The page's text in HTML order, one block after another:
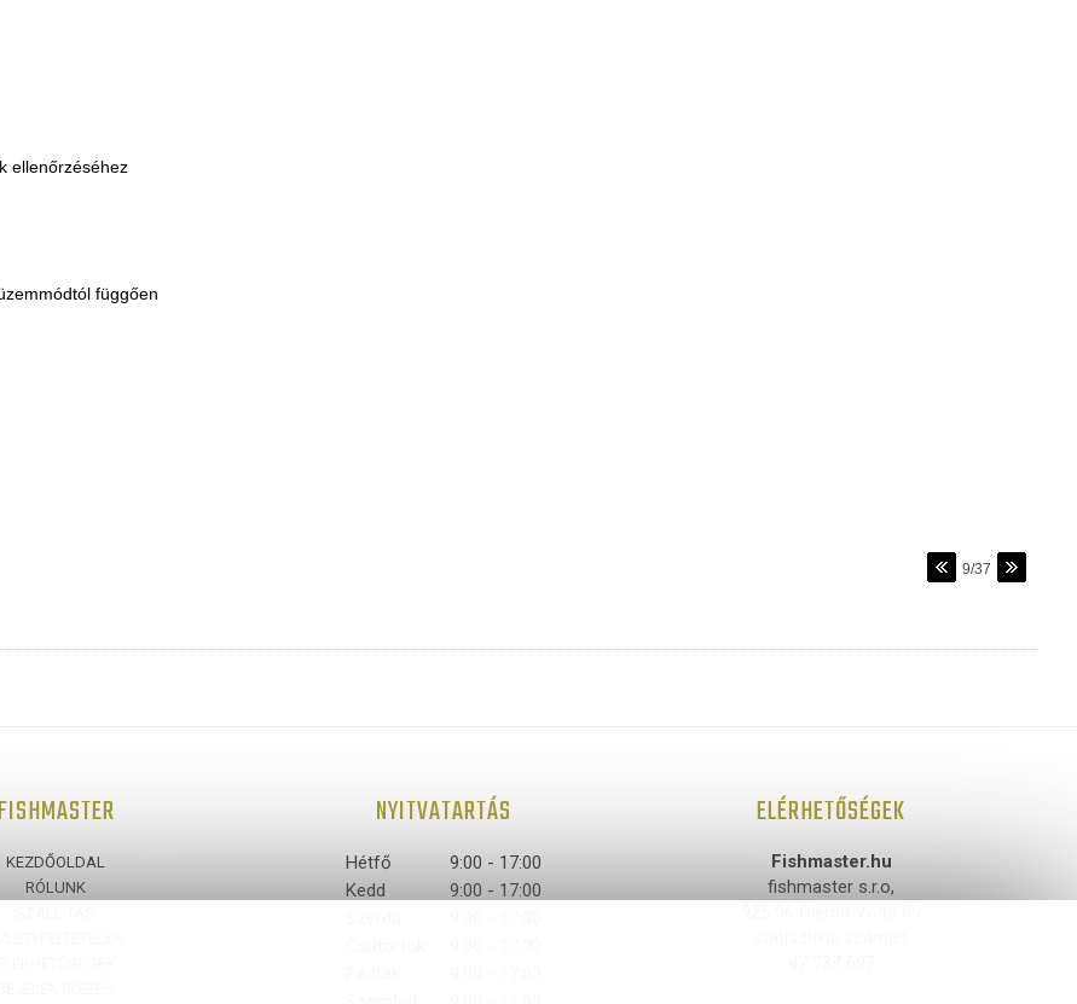
ellenőrzéséhez
függően
9/37
KEZDŐOLDAL
RÓLUNK
NYITVATARTÁS
Hétfő
9:00 - 17:00
Kedd
9:00 - 17:00
ELÉRHETŐSÉGEK
Fishmaster.hu
fishmaster s.r.o,